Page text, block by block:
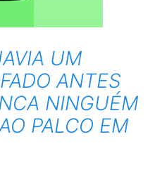
UM
ANTES
NINGUÉM
PALCO EM